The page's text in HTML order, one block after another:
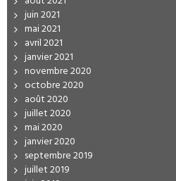
juin 2021
mai 2021
avril 2021
janvier 2021
novembre 2020
octobre 2020
août 2020
juillet 2020
mai 2020
janvier 2020
septembre 2019
juillet 2019